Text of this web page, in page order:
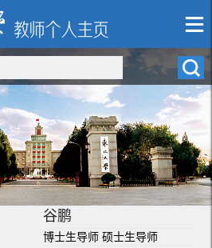
谷鹏
博士生导师 硕士生导师